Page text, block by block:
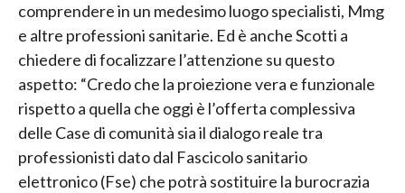
comprendere in un medesimo luogo specialisti, Mmg
e altre professioni sanitarie. Ed è anche Scotti a
chiedere di focalizzare l’attenzione su questo
aspetto: “Credo che la proiezione vera e funzionale
rispetto a quella che oggi è l’offerta complessiva
delle Case di comunità sia il dialogo reale tra
professionisti dato dal Fascicolo sanitario
elettronico (Fse) che potrà sostituire la burocrazia